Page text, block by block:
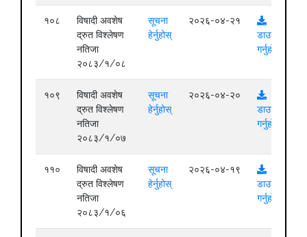
१०८
विषादी अवशेष
द्रुत विश्लेषण
नतिजा
२०८३/१/०८
सूचना
हेर्नुहोस्
२०२६-०४-२१
डाउनलोड
गर्नुहोस्
१०९
विषादी अवशेष
द्रुत विश्लेषण
नतिजा
२०८३/१/०७
सूचना
हेर्नुहोस्
२०२६-०४-२०
डाउनलोड
गर्नुहोस्
११०
विषादी अवशेष
द्रुत विश्लेषण
नतिजा
२०८३/१/०६
सूचना
हेर्नुहोस्
२०२६-०४-१९
डाउनलोड
गर्नुहोस्